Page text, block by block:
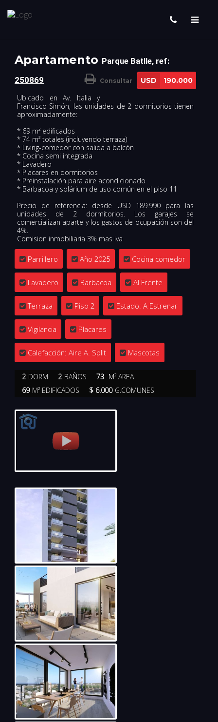
Apartamento Parque Batlle, ref:
250869
Consultar USD 190.000
Ubicado en Av. Italia y
Francisco Simón, las unidades de 2 dormitorios tienen
aproximadamente:
* 69 m² edificados
* 74 m² totales (incluyendo terraza)
* Living-comedor con salida a balcón
* Cocina semi integrada
* Lavadero
* Placares en dormitorios
* Preinstalación para aire acondicionado
* Barbacoa y solárium de uso común en el piso 11
Precio de referencia: desde USD 189.990 para las
unidades de 2 dormitorios. Los garajes se
comercializan aparte y los gastos de ocupación son del
4%.
Comision inmobiliaria 3% mas iva
Parrillero Año 2025 Cocina comedor
Lavadero Barbacoa Al Frente
Terraza Piso 2 Estado: A Estrenar
Vigilancia Placares
Calefacción: Aire A. Split Mascotas
2 DORM 2 BAÑOS 73 M² AREA
69 M² EDIFICADOS $ 6.000 G.COMUNES